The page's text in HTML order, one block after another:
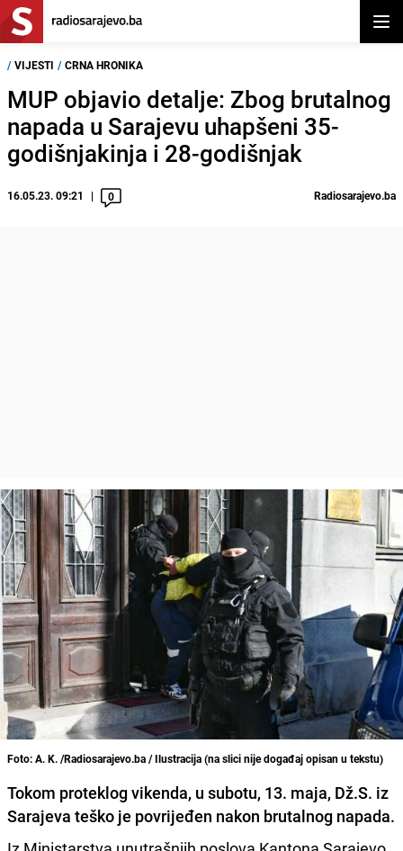
/ VIJESTI / CRNA HRONIKA
MUP objavio detalje: Zbog brutalnog
napada u Sarajevu uhapšeni 35-
godišnjakinja i 28-godišnjak
16.05.23. 09:21 0 Radiosarajevo.ba
Foto: A. K. /Radiosarajevo.ba / Ilustracija (na slici nije događaj opisan u tekstu)
Tokom proteklog vikenda, u subotu, 13. maja, Dž.S. iz
Sarajeva teško je povrijeđen nakon brutalnog napada.